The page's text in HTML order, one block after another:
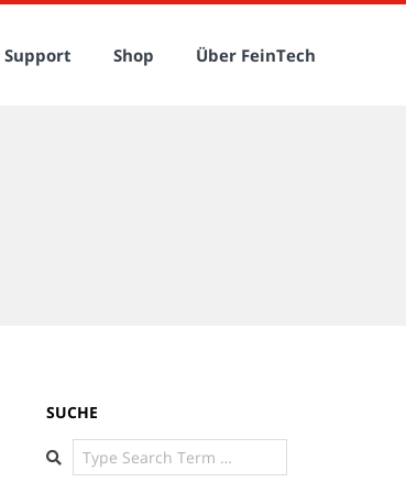
Support Shop Über FeinTech
SUCHE
Search